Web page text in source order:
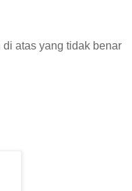
atas yang tidak benar